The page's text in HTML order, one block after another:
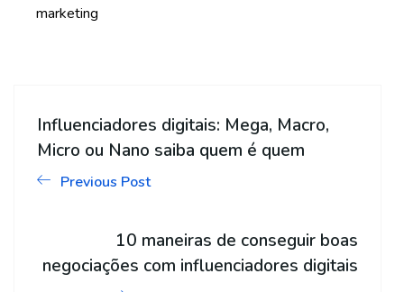
marketing
Influenciadores digitais: Mega, Macro,
Micro ou Nano saiba quem é quem
Previous Post
10 maneiras de conseguir boas
negociações com influenciadores digitais